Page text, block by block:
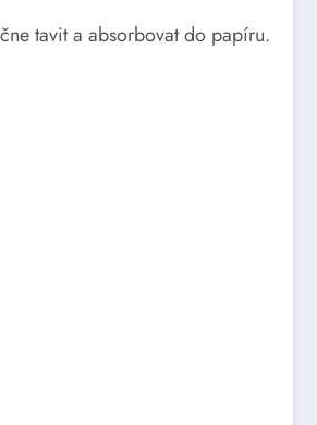
tavit a absorbovat do papíru.